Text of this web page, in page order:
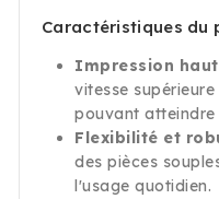
Caractéristiques du
Impression
vitesse
pouvant atteindre
Flexibilité et
des pièces
l'usage quotidien.